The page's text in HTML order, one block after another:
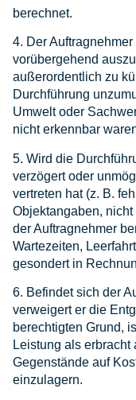
berechnet.
4. Der
vorübergehend
außerordentlich zu
Durchführung
Umwelt oder
nicht erkennbar
5. Wird die
verzögert oder
vertreten hat (z. B.
Objektangaben,
der Auftragnehmer
Wartezeiten,
gesondert in
6. Befindet sich der
verweigert er die
berechtigten Grund,
Leistung als
Gegenstände auf
einzulagern.